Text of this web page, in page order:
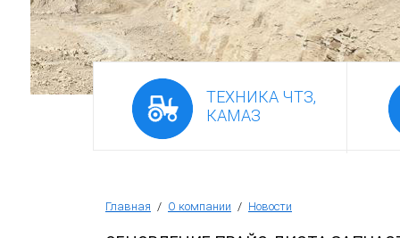
ТЕХНИКА ЧТЗ,
КАМАЗ
Главная / О компании / Новости